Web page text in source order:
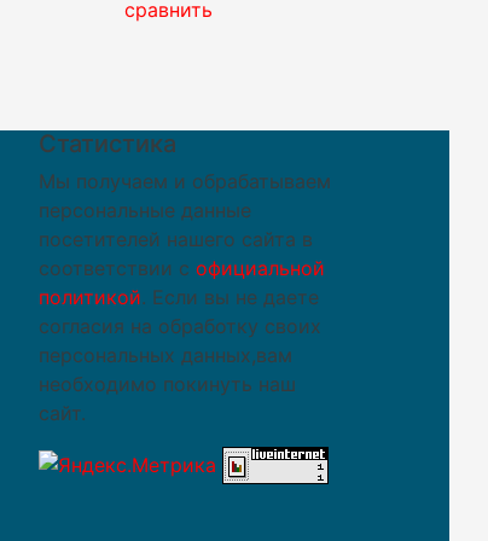
сравнить
Статистика
Мы получаем и обрабатываем
персональные данные
посетителей нашего сайта в
соответствии с официальной
политикой. Если вы не даете
согласия на обработку своих
персональных данных,вам
необходимо покинуть наш
сайт.